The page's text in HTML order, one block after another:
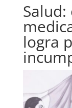
logra